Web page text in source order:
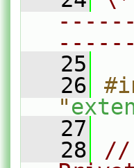
   25
   26
"
   27
   28
//